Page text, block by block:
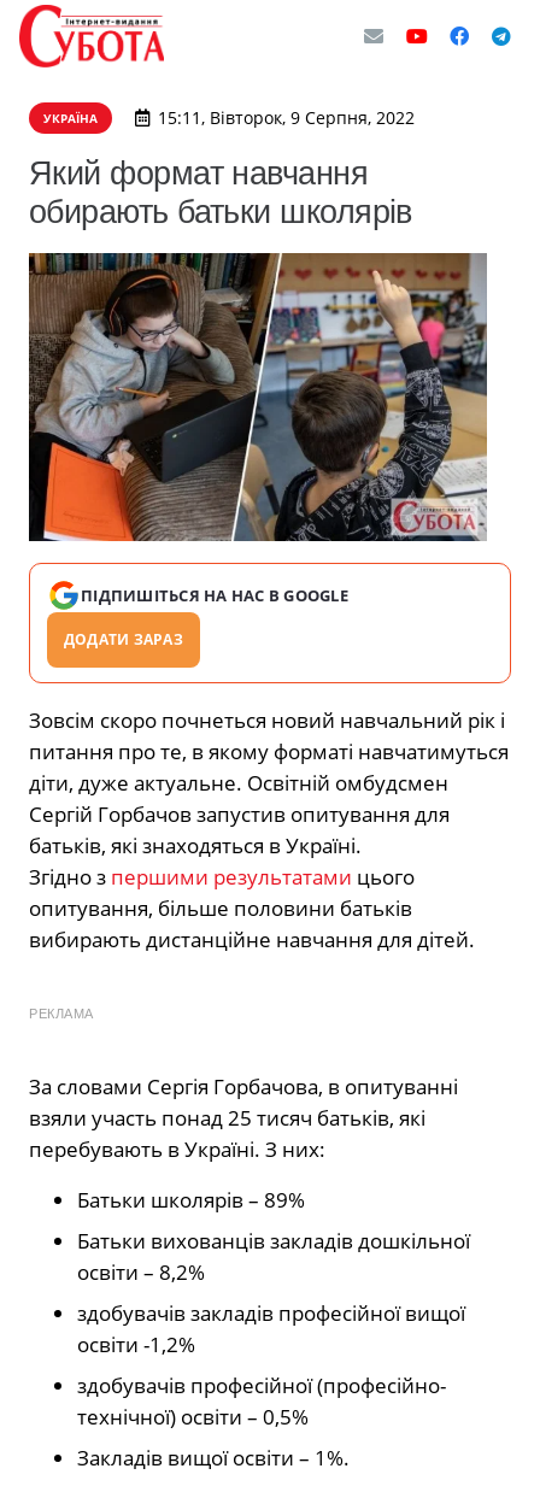
УКРАЇНА 15:11, Вівторок, 9 Серпня, 2022
Який формат навчання
обирають батьки школярів
ПІДПИШІТЬСЯ НА НАС В GOOGLE
ДОДАТИ ЗАРАЗ
Зовсім скоро почнеться новий навчальний рік і
питання про те, в якому форматі навчатимуться
діти, дуже актуальне. Освітній омбудсмен
Сергій Горбачов запустив опитування для
батьків, які знаходяться в Україні.
Згідно з першими результатами цього
опитування, більше половини батьків
вибирають дистанційне навчання для дітей.
РЕКЛАМА
За словами Сергія Горбачова, в опитуванні
взяли участь понад 25 тисяч батьків, які
перебувають в Україні. З них:
Батьки школярів – 89%
Батьки вихованців закладів дошкільної
освіти – 8,2%
здобувачів закладів професійної вищої
освіти -1,2%
здобувачів професійної (професійно-
технічної) освіти – 0,5%
Закладів вищої освіти – 1%.